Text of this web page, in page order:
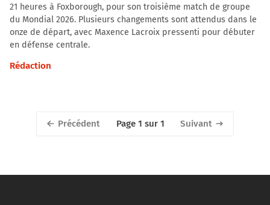
21 heures à Foxborough, pour son troisième match de groupe
du Mondial 2026. Plusieurs changements sont attendus dans le
onze de départ, avec Maxence Lacroix pressenti pour débuter
en défense centrale.
Rédaction
Précédent Page 1 sur 1 Suivant